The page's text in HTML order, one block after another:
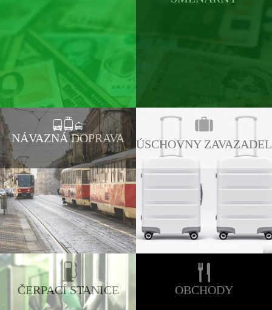
NÁVAZNÁ DOPRAVA ÚSCHOVNY ZAVAZADEL
ČERPACÍ STANICE OBCHODY